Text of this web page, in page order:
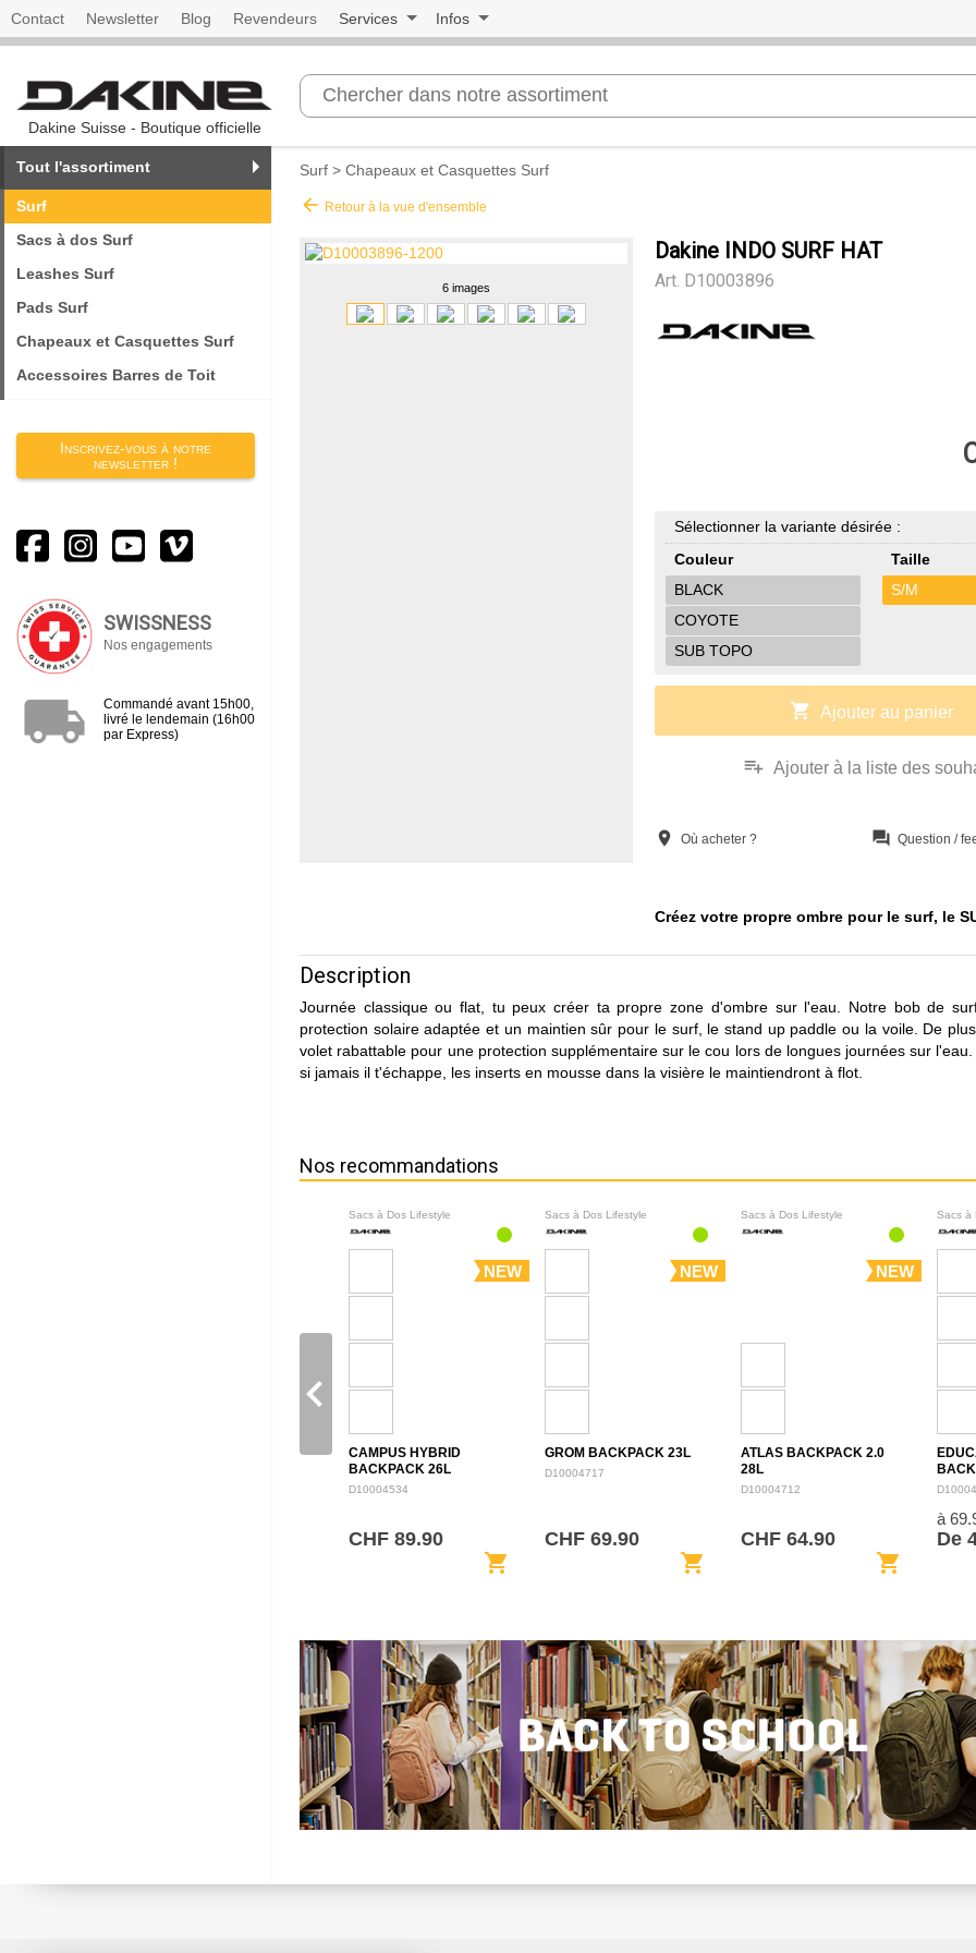
Contact Newsletter Blog Revendeurs Services Infos
Dakine Suisse - Boutique officielle
Tout l'assortiment
Surf
Sacs à dos Surf
Leashes Surf
Pads Surf
Chapeaux et Casquettes Surf
Accessoires Barres de Toit
Inscrivez-vous à notre
newsletter !
SWISSNESS
Nos engagements
local_shipping
Commandé avant 15h00,
livré le lendemain (16h00
par Express)
Surf > Chapeaux et Casquettes Surf
arrow_back Retour à la vue d'ensemble
6 images
Dakine INDO SURF HAT
Art. D10003896
Sélectionner la variante désirée :
Couleur
BLACK
COYOTE
SUB TOPO
Taille
S/M
shopping_cart Ajouter au panier
playlist_add Ajouter à la liste des
location_on Où acheter ? question_answer Question /
Créez votre propre ombre pour le surf, le
Description
Journée classique ou flat, tu peux créer ta propre zone d'ombre sur l'eau. Notre bob de
protection solaire adaptée et un maintien sûr pour le surf, le stand up paddle ou la voile. De
volet rabattable pour une protection supplémentaire sur le cou lors de longues journées sur l'eau.
si jamais il t'échappe, les inserts en mousse dans la visière le maintiendront à flot.
Nos recommandations
Sacs à Dos Lifestyle
NEW
CAMPUS HYBRID
BACKPACK 26L
D10004534
CHF 89.90
shopping_cart
Sacs à Dos Lifestyle
NEW
GROM BACKPACK 23L
D10004717
CHF 69.90
shopping_cart
Sacs à Dos Lifestyle
NEW
ATLAS BACKPACK 2.0
28L
D10004712
CHF 64.90
shopping_cart
Sacs à
à
De
navigate_before